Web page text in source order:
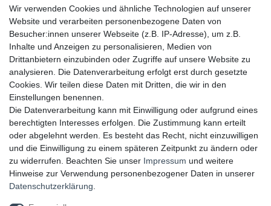
▸ FAQ
▸ Zahlungsarten
▸ Versandbedingungen
▸ Gutschein
UNSERE ZAHLUNGSMÖGLICKEITEN
UNSERE LIEFERMÖGLICHKEITEN
Wir verwenden Cookies und ähnliche Technologien auf unserer
Website und verarbeiten personenbezogene Daten von
Besucher:innen unserer Webseite (z.B. IP-Adresse), um z.B.
Inhalte und Anzeigen zu personalisieren, Medien von
Drittanbietern einzubinden oder Zugriffe auf unsere Website zu
analysieren. Die Datenverarbeitung erfolgt erst durch gesetzte
Cookies. Wir teilen diese Daten mit Dritten, die wir in den
Einstellungen benennen.
Die Datenverarbeitung kann mit Einwilligung oder aufgrund eines
berechtigten Interesses erfolgen. Die Zustimmung kann erteilt
oder abgelehnt werden. Es besteht das Recht, nicht einzuwilligen
und die Einwilligung zu einem späteren Zeitpunkt zu ändern oder
zu widerrufen. Beachten Sie unser Impressum und weitere
Hinweise zur Verwendung personenbezogener Daten in unserer
Daten­schutz­erklärung